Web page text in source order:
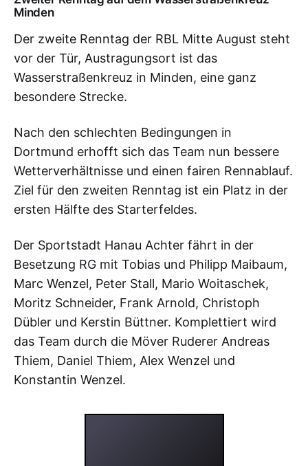
Minden
Der zweite Renntag der RBL Mitte August steht
vor der Tür, Austragungsort ist das
Wasserstraßenkreuz in Minden, eine ganz
besondere Strecke.
Nach den schlechten Bedingungen in
Dortmund erhofft sich das Team nun bessere
Wetterverhältnisse und einen fairen Rennablauf.
Ziel für den zweiten Renntag ist ein Platz in der
ersten Hälfte des Starterfeldes.
Der Sportstadt Hanau Achter fährt in der
Besetzung RG mit Tobias und Philipp Maibaum,
Marc Wenzel, Peter Stall, Mario Woitaschek,
Moritz Schneider, Frank Arnold, Christoph
Dübler und Kerstin Büttner. Komplettiert wird
das Team durch die Möver Ruderer Andreas
Thiem, Daniel Thiem, Alex Wenzel und
Konstantin Wenzel.